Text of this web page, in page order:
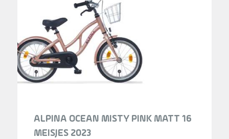
ALPINA OCEAN MISTY PINK MATT 16
MEISJES 2023